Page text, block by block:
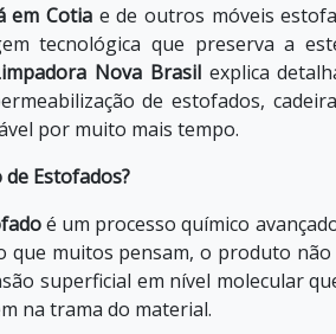
em Cotia e de outros móveis
tecnológica que preserva a
Nova Brasilexplica
de estofados,
por muito mais tempo.
Estofados?
é um processo químico
muitos pensam, o produto não
superficial em nível molecular
na trama do material.